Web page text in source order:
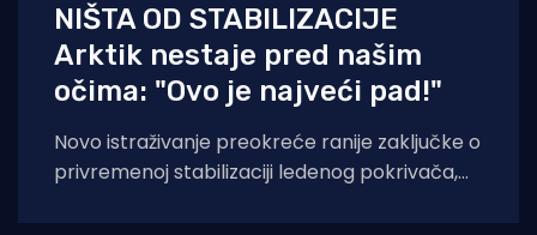
NIŠTA OD STABILIZACIJE
Arktik nestaje pred našim
očima: "Ovo je najveći pad!"
Novo istraživanje preokreće ranije zaključke o
privremenoj stabilizaciji ledenog pokrivača,